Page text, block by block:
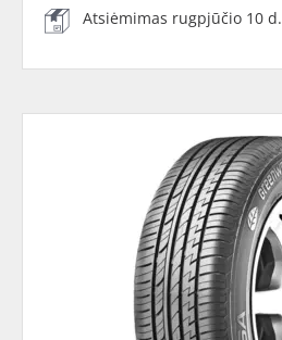
Atsiėmimas rugpjūčio 10 d.